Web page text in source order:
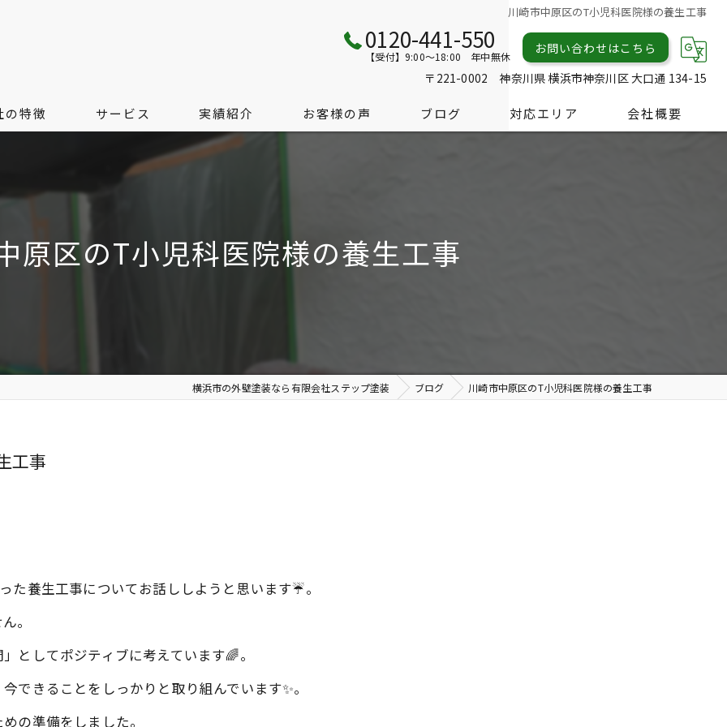
川崎市中原区のT小児科医院様の養生工事
0120-441-550
【受付】9:00～18:00 年中無休
お問い合わせはこちら
〒221-0002 神奈川県 横浜市神奈川区 大口通 134-15
の特徴
事
サービス
サービス
無料現地調査のご案内
実績紹介 お客様の声 ブログ 対応エリア 会社概要
原区のT小児科医院様の養生工事
横浜市の外壁塗装なら有限会社ステップ塗装 ブログ 川崎市中原区のT小児科医院様の養生工事
工事
養生工事についてお話ししようと思います☔️。
。
としてポジティブに考えています🌈。
できることをしっかりと取り組んでいます✨。
の準備をしました。